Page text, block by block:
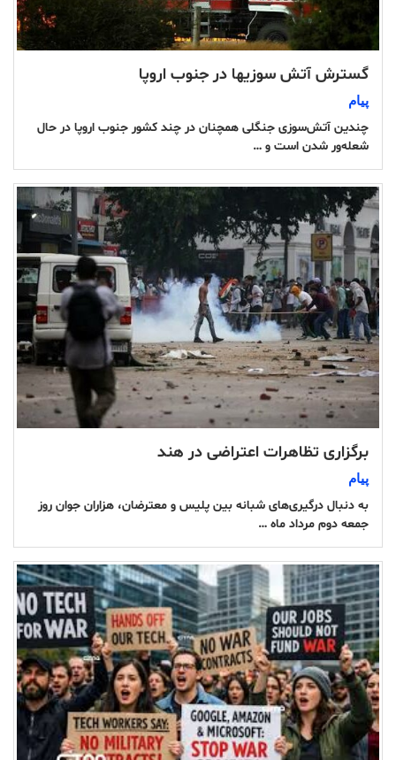
گسترش آتش سوزیها در جنوب اروپا
پیام
چندین آتش‌سوزی جنگلی همچنان در چند کشور جنوب اروپا در حال
شعله‌ور شدن است و …
برگزاری تظاهرات اعتراضی در هند
پیام
به دنبال درگیری‌های شبانه بین پلیس و معترضان، هزاران جوان روز
جمعه دوم مرداد ماه …